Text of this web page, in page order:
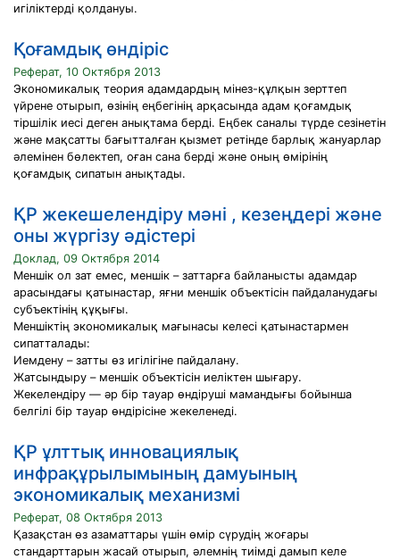
игіліктерді қолдануы.
Қоғамдық өндіріс
Реферат, 10 Октября 2013
Экономикалық теория адамдардың мінез-құлқын зерттеп
үйрене отырып, өзінің еңбегінің арқасында адам қоғамдық
тіршілік иесі деген анықтама берді. Еңбек саналы түрде сезінетін
және мақсатты бағытталған қызмет ретінде барлық жануарлар
әлемінен бөлектеп, оған сана берді және оның өмірінің
қоғамдық сипатын анықтады.
ҚР жекешелендіру мәні , кезеңдері және
оны жүргізу әдістері
Доклад, 09 Октября 2014
Меншік ол зат емес, меншік – заттарға байланысты адамдар
арасындағы қатынастар, яғни меншік объектісін пайдаланудағы
субъектінің құқығы.
Меншіктің экономикалық мағынасы келесі қатынастармен
сипатталады:
Иемдену – затты өз игілігіне пайдалану.
Жатсындыру – меншік объектісін иеліктен шығару.
Жекелендіру — әр бір тауар өндіруші мамандығы бойынша
белгілі бір тауар өндірісіне жекеленеді.
ҚР ұлттық инновациялық
инфрақұрылымының дамуының
экономикалық механизмі
Реферат, 08 Октября 2013
Қазақстан өз азаматтары үшін өмір сүрудің жоғары
стандарттарын жасай отырып, әлемнің тиімді дамып келе